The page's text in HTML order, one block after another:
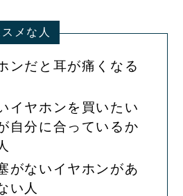
メな人
ンだと耳が痛くなる
イヤホンを買いたい
自分に合っているか
がないイヤホンがあ
い人